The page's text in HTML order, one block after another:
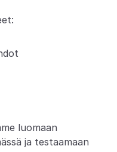
luomaan
ja testaamaan